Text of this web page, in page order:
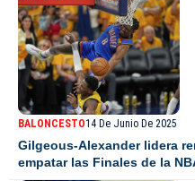
BALONCESTO14 De Junio De 2025
Gilgeous-Alexander lidera
empatar las Finales de la